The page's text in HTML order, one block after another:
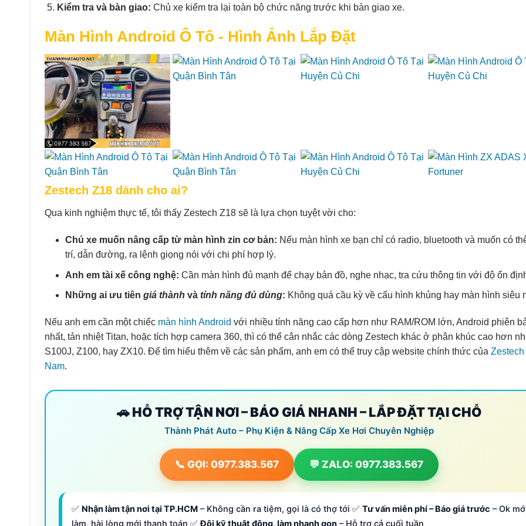
Kiểm tra và bàn giao: Chủ xe kiểm tra lại toàn bộ chức năng trước khi bàn giao xe.
Màn Hình Android Ô Tô - Hình Ảnh Lắp Đặt
Zestech Z18 dành cho ai?
Qua kinh nghiệm thực tế, tôi thấy Zestech Z18 sẽ là lựa chọn tuyệt vời cho:
Chủ xe muốn nâng cấp từ màn hình zin cơ bản: Nếu màn hình xe bạn chỉ có radio, bluetooth và muốn có
trí, dẫn đường, ra lệnh giọng nói với chi phí hợp lý.
Anh em tài xế công nghệ: Cần màn hình đủ mạnh để chạy bản đồ, nghe nhạc, tra cứu thông tin với độ ổn
Những ai ưu tiên giá thành và tính năng đủ dùng: Không quá cầu kỳ về cấu hình khủng hay màn hình siêu
Nếu anh em cần một chiếc màn hình Android với nhiều tính năng cao cấp hơn như RAM/ROM lớn, Android phiên
nhất, tản nhiệt Titan, hoặc tích hợp camera 360, thì có thể cân nhắc các dòng Zestech khác ở phân khúc cao hơn
S100J, Z100, hay ZX10. Để tìm hiểu thêm về các sản phẩm, anh em có thể truy cập website chính thức của
Nam.
🚗 HỖ TRỢ TẬN NƠI – BÁO GIÁ NHANH – LẮP ĐẶT TẠI CHỖ
Thành Phát Auto – Phụ Kiện & Nâng Cấp Xe Hơi Chuyên Nghiệp
📞 GỌI: 0977.383.567 💬 ZALO: 0977.383.567
✅ Nhận làm tận nơi tại TP.HCM – Không cần ra tiệm, gọi là có thợ tới ✅ Tư vấn miễn phí – Báo giá trước – Ok
làm, hài lòng mới thanh toán ✅Đội kỹ thuật đông, làm nhanh gọn – Hỗ trợ cả cuối tuần